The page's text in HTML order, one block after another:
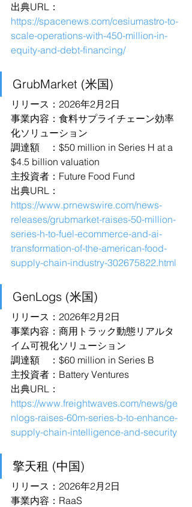
出典URL：
https://spacenews.com/cesiumastro-to-
scale-operations-with-450-million-in-
equity-and-debt-financing/
GrubMarket (米国)
リリース：2026年2月2日
事業内容：食料サプライチェーン効率
化ソリューション
調達額　：$50 million in Series H at a
$4.5 billion valuation
主投資者：Future Food Fund
出典URL：
https://www.prnewswire.com/news-
releases/grubmarket-raises-50-million-
series-h-to-fuel-ecommerce-and-ai-
transformation-of-the-american-food-
supply-chain-industry-302675822.html
GenLogs (米国)
リリース：2026年2月2日
事業内容：商用トラック動態リアルタ
イム可視化ソリューション
調達額　：$60 million in Series B
主投資者：Battery Ventures
出典URL：
https://www.freightwaves.com/news/ge
nlogs-raises-60m-series-b-to-enhance-
supply-chain-intelligence-and-security
擎天租 (中国)
リリース：2026年2月2日
事業内容：RaaS